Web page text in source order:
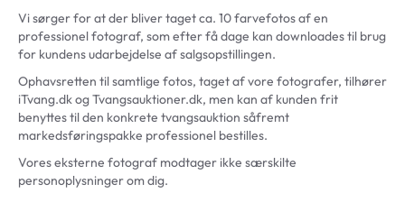
Vi sørger for at der bliver taget ca. 10 farvefotos af en
professionel fotograf, som efter få dage kan downloades til brug
for kundens udarbejdelse af salgsopstillingen.
Ophavsretten til samtlige fotos, taget af vore fotografer, tilhører
iTvang.dk og Tvangsauktioner.dk, men kan af kunden frit
benyttes til den konkrete tvangsauktion såfremt
markedsføringspakke professionel bestilles.
Vores eksterne fotograf modtager ikke særskilte
personoplysninger om dig.